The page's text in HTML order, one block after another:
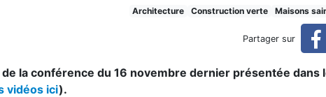
à la maison du futur (réservé)
: de la maison
Architecture Construction verte Maisons
Partager sur
la conférence du 16 novembre dernier présentée dans
vidéos ici).